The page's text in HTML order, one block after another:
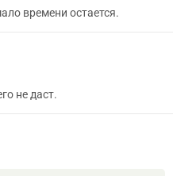
времени остается.
не даст.